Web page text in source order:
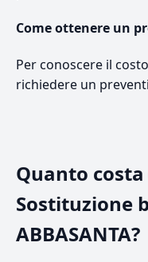
Come ottenere un
Per conoscere il
richiedere un
Quanto
Sostituzione
ABBASANTA?